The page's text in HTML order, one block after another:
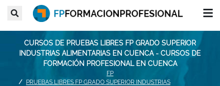
CURSOS DE PRUEBAS LIBRES FP GRADO SUPERIOR
INDUSTRIAS ALIMENTARIAS EN CUENCA - CURSOS DE
FORMACIÓN PROFESIONAL EN CUENCA
FP
PRUEBAS LIBRES FP GRADO SUPERIOR INDUSTRIAS